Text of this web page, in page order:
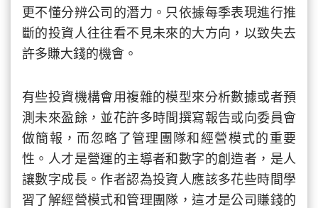
更不懂分辨公司的潛力。只依據每季表現進行推
斷的投資人往往看不見未來的大方向，以致失去
許多賺大錢的機會。
有些投資機構會用複雜的模型來分析數據或者預
測未來盈餘，並花許多時間撰寫報告或向委員會
做簡報，而忽略了管理團隊和經營模式的重要
性。人才是營運的主導者和數字的創造者，是人
讓數字成長。作者認為投資人應該多花些時間學
習了解經營模式和管理團隊，這才是公司賺錢的